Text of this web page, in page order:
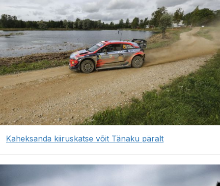
Kaheksanda kiiruskatse võit Tänaku päralt